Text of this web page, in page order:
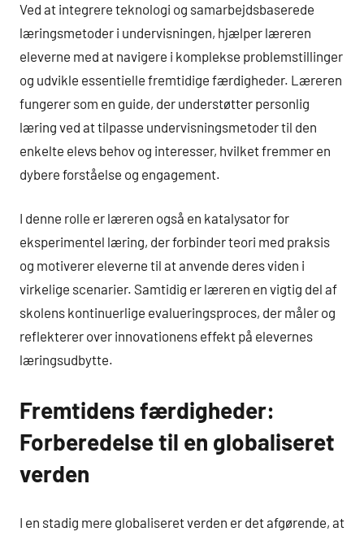
Ved at integrere teknologi og samarbejdsbaserede
læringsmetoder i undervisningen, hjælper læreren
eleverne med at navigere i komplekse problemstillinger
og udvikle essentielle fremtidige færdigheder. Læreren
fungerer som en guide, der understøtter personlig
læring ved at tilpasse undervisningsmetoder til den
enkelte elevs behov og interesser, hvilket fremmer en
dybere forståelse og engagement.
I denne rolle er læreren også en katalysator for
eksperimentel læring, der forbinder teori med praksis
og motiverer eleverne til at anvende deres viden i
virkelige scenarier. Samtidig er læreren en vigtig del af
skolens kontinuerlige evalueringsproces, der måler og
reflekterer over innovationens effekt på elevernes
læringsudbytte.
Fremtidens færdigheder:
Forberedelse til en globaliseret
verden
I en stadig mere globaliseret verden er det afgørende, at